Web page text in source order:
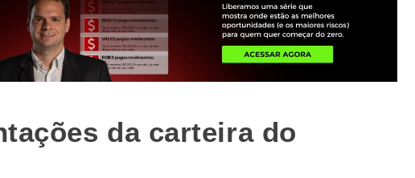
da carteira do